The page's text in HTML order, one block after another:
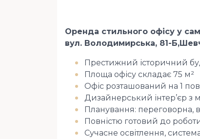
Оренда стильного офісу у
вул. Володимирська, 81-
Престижний історичний
Площа офісу складає 75 м²
Офіс розташований на 1
Дизайнерський інтер’єр з
Планування: переговорна,
Повністю готовий до
Сучасне освітлення,